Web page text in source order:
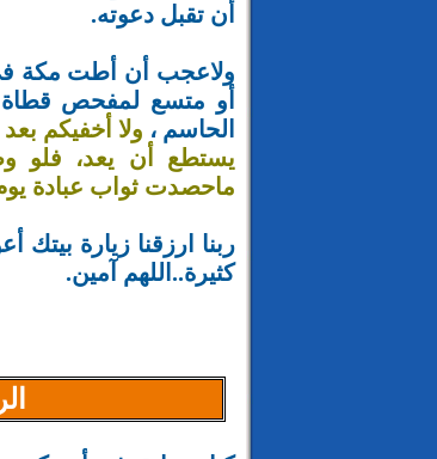
أن تقبل دعوته.
ولاعجب أن أطت مكة في
أو متسع لمفحص قطاة
الحاسم ، ولا أخفيكم
يستطع أن يعد، فلو
ماحصدت ثواب عبادة
ربنا ارزقنا زيارة
كثيرة..اللهم آمين.